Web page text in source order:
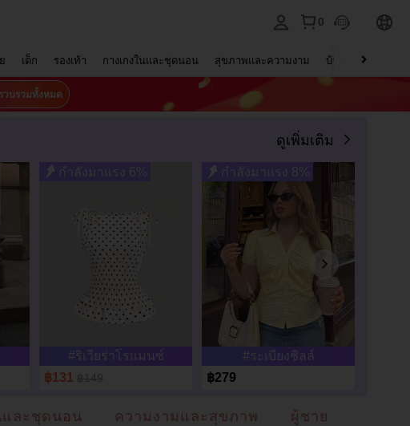
0
เด็ก รองเท้า กางเกงในและชุดนอน สุขภาพและความงาม บ้านและที่อยู่อาศัย
วบรวมทั้งหมด
ดูเพิ่มเติม
กำลังมาแรง 6%
#ริเวียร่าโรแมนซ์
฿131
กำลังมาแรง 8%
#ระเบียงชิลล์
฿279
ละชุดนอน ความงามและสุขภาพ ผู้ชาย